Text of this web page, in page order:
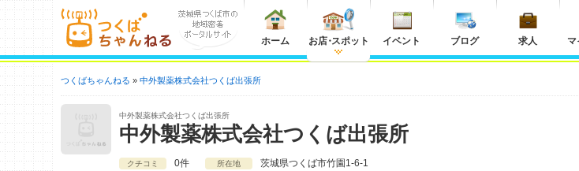
ホーム お店・スポット イベント ブログ 求人 マ
つくばちゃんねる 中外製薬株式会社つくば出張所
中外製薬株式会社つくば出張所
中外製薬株式会社つくば出張所
クチコミ 0件 所在地 茨城県つくば市竹園1-6-1